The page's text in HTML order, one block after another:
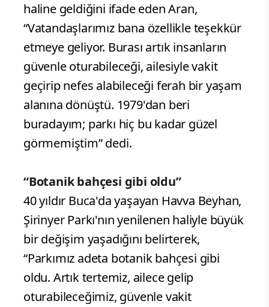
haline geldiğini ifade eden Aran,
“Vatandaşlarımız bana özellikle teşekkür
etmeye geliyor. Burası artık insanların
güvenle oturabileceği, ailesiyle vakit
geçirip nefes alabileceği ferah bir yaşam
alanına dönüştü. 1979'dan beri
buradayım; parkı hiç bu kadar güzel
görmemiştim” dedi.
“Botanik bahçesi gibi oldu”
40 yıldır Buca'da yaşayan Havva Beyhan,
Şirinyer Parkı'nın yenilenen haliyle büyük
bir değişim yaşadığını belirterek,
“Parkımız adeta botanik bahçesi gibi
oldu. Artık tertemiz, ailece gelip
oturabileceğimiz, güvenle vakit